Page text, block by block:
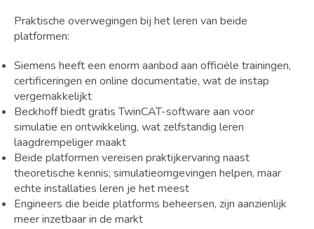
Praktische overwegingen bij het leren van beide
platformen:
Siemens heeft een enorm aanbod aan officiële trainingen,
certificeringen en online documentatie, wat de instap
vergemakkelijkt
Beckhoff biedt gratis TwinCAT-software aan voor
simulatie en ontwikkeling, wat zelfstandig leren
laagdrempeliger maakt
Beide platformen vereisen praktijkervaring naast
theoretische kennis; simulatieomgevingen helpen, maar
echte installaties leren je het meest
Engineers die beide platforms beheersen, zijn aanzienlijk
meer inzetbaar in de markt